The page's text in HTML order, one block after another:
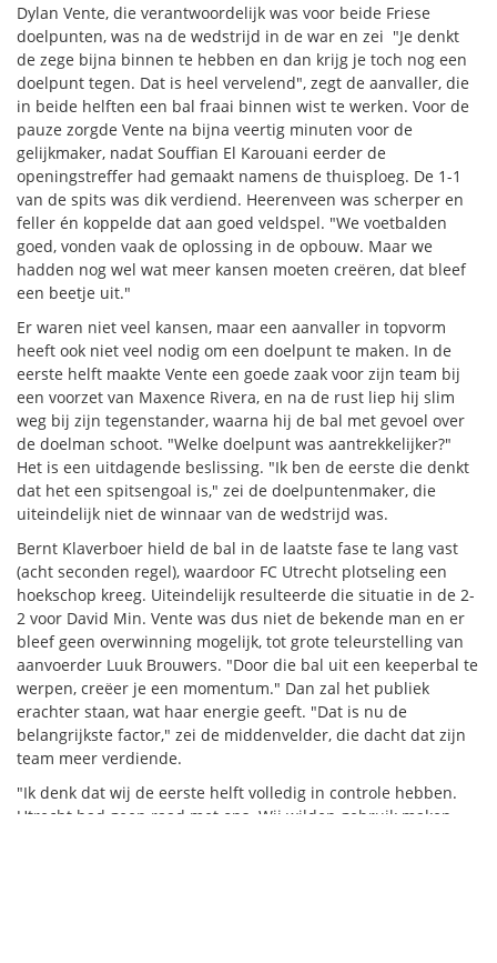
Dylan Vente, die verantwoordelijk was voor beide Friese
doelpunten, was na de wedstrijd in de war en zei "Je denkt
de zege bijna binnen te hebben en dan krijg je toch nog een
doelpunt tegen. Dat is heel vervelend", zegt de aanvaller, die
in beide helften een bal fraai binnen wist te werken. Voor de
pauze zorgde Vente na bijna veertig minuten voor de
gelijkmaker, nadat Souffian El Karouani eerder de
openingstreffer had gemaakt namens de thuisploeg. De 1-1
van de spits was dik verdiend. Heerenveen was scherper en
feller én koppelde dat aan goed veldspel. "We voetbalden
goed, vonden vaak de oplossing in de opbouw. Maar we
hadden nog wel wat meer kansen moeten creëren, dat bleef
een beetje uit."
Er waren niet veel kansen, maar een aanvaller in topvorm
heeft ook niet veel nodig om een doelpunt te maken. In de
eerste helft maakte Vente een goede zaak voor zijn team bij
een voorzet van Maxence Rivera, en na de rust liep hij slim
weg bij zijn tegenstander, waarna hij de bal met gevoel over
de doelman schoot. "Welke doelpunt was aantrekkelijker?"
Het is een uitdagende beslissing. "Ik ben de eerste die denkt
dat het een spitsengoal is," zei de doelpuntenmaker, die
uiteindelijk niet de winnaar van de wedstrijd was.
Bernt Klaverboer hield de bal in de laatste fase te lang vast
(acht seconden regel), waardoor FC Utrecht plotseling een
hoekschop kreeg. Uiteindelijk resulteerde die situatie in de 2-
2 voor David Min. Vente was dus niet de bekende man en er
bleef geen overwinning mogelijk, tot grote teleurstelling van
aanvoerder Luuk Brouwers. "Door die bal uit een keeperbal te
werpen, creëer je een momentum." Dan zal het publiek
erachter staan, wat haar energie geeft. "Dat is nu de
belangrijkste factor," zei de middenvelder, die dacht dat zijn
team meer verdiende.
"Ik denk dat wij de eerste helft volledig in controle hebben.
Utrecht had geen raad met ons. Wij wilden gebruik maken